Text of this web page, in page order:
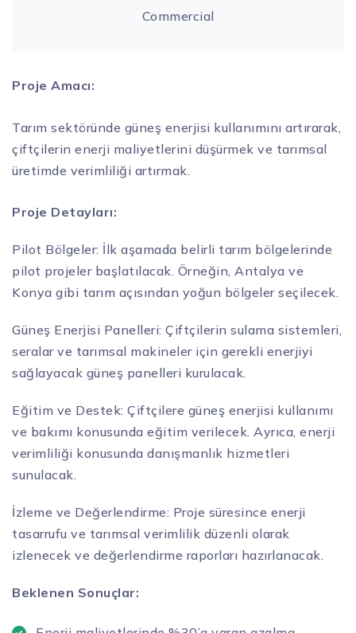
Commercial
Proje Amacı:
Tarım sektöründe güneş enerjisi kullanımını artırarak,
çiftçilerin enerji maliyetlerini düşürmek ve tarımsal
üretimde verimliliği artırmak.
Proje Detayları:
Pilot Bölgeler: İlk aşamada belirli tarım bölgelerinde
pilot projeler başlatılacak. Örneğin, Antalya ve
Konya gibi tarım açısından yoğun bölgeler seçilecek.
Güneş Enerjisi Panelleri: Çiftçilerin sulama sistemleri,
seralar ve tarımsal makineler için gerekli enerjiyi
sağlayacak güneş panelleri kurulacak.
Eğitim ve Destek: Çiftçilere güneş enerjisi kullanımı
ve bakımı konusunda eğitim verilecek. Ayrıca, enerji
verimliliği konusunda danışmanlık hizmetleri
sunulacak.
İzleme ve Değerlendirme: Proje süresince enerji
tasarrufu ve tarımsal verimlilik düzenli olarak
izlenecek ve değerlendirme raporları hazırlanacak.
Beklenen Sonuçlar: